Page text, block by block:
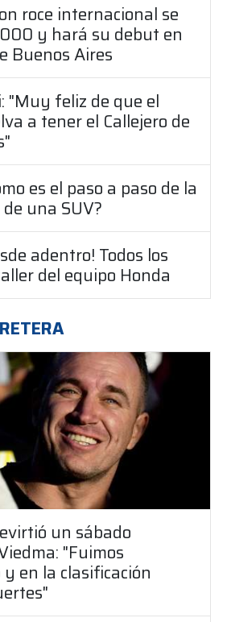
roce internacional se
y hará su debut en
Buenos Aires
"Muy feliz de que el
a tener el Callejero de
es el paso a paso de la
una SUV?
adentro! Todos los
del equipo Honda
un sábado
"Fuimos
en la clasificación